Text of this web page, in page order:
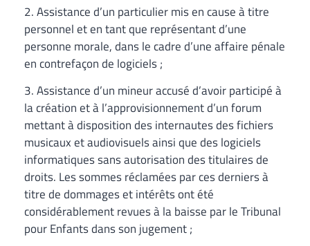
2. Assistance d’un particulier mis en cause à titre
personnel et en tant que représentant d’une
personne morale, dans le cadre d’une affaire pénale
en contrefaçon de logiciels ;
3. Assistance d’un mineur accusé d’avoir participé à
la création et à l’approvisionnement d’un forum
mettant à disposition des internautes des fichiers
musicaux et audiovisuels ainsi que des logiciels
informatiques sans autorisation des titulaires de
droits. Les sommes réclamées par ces derniers à
titre de dommages et intérêts ont été
considérablement revues à la baisse par le Tribunal
pour Enfants dans son jugement ;